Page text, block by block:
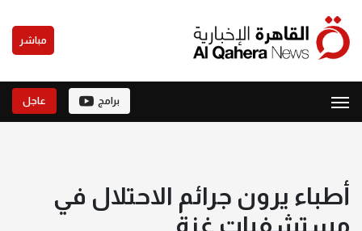
مباشر
برامج عاجل
أطباء يرون جرائم الاحتلال في
مستشفيات غزة